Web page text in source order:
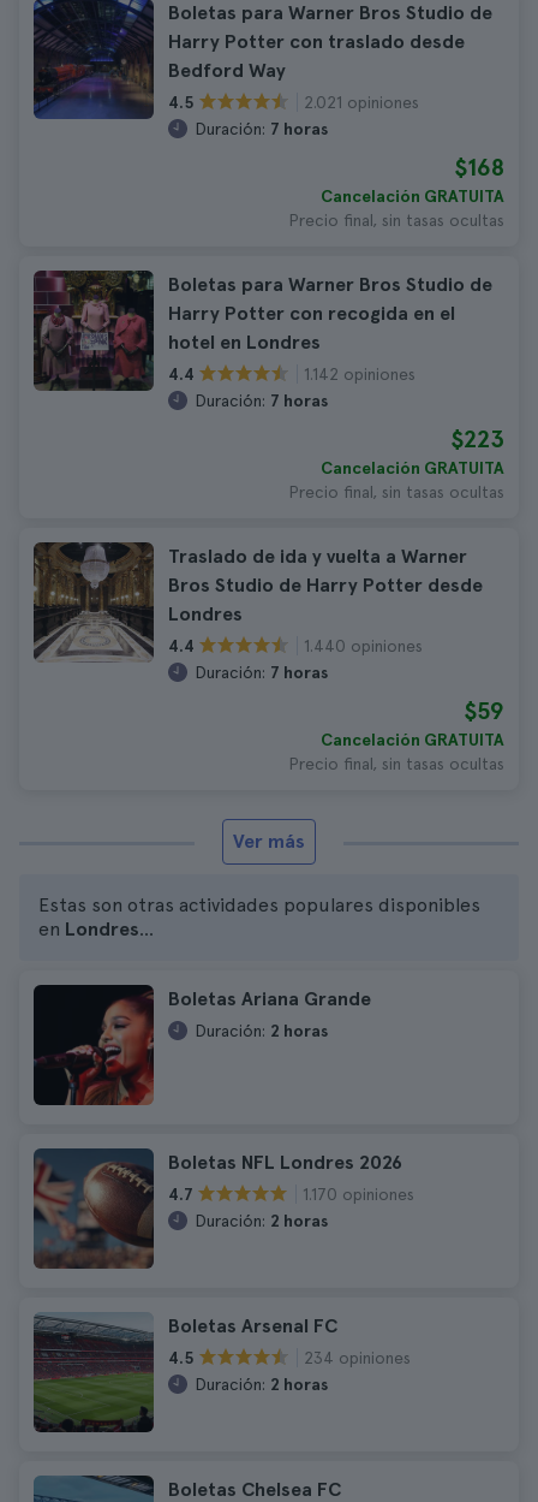
Boletas para Warner Bros Studio de
Harry Potter con traslado desde
Bedford Way
4.5
2.021 opiniones
Duración: 7 horas
$168
Cancelación GRATUITA
Precio final, sin tasas ocultas
Boletas para Warner Bros Studio de
Harry Potter con recogida en el
hotel en Londres
4.4
1.142 opiniones
Duración: 7 horas
$223
Cancelación GRATUITA
Precio final, sin tasas ocultas
Traslado de ida y vuelta a Warner
Bros Studio de Harry Potter desde
Londres
4.4
1.440 opiniones
Duración: 7 horas
$59
Cancelación GRATUITA
Precio final, sin tasas ocultas
Ver más
Estas son otras actividades populares disponibles
en Londres...
Boletas Ariana Grande
Duración: 2 horas
Boletas NFL Londres 2026
4.7
1.170 opiniones
Duración: 2 horas
Boletas Arsenal FC
4.5
234 opiniones
Duración: 2 horas
Boletas Chelsea FC